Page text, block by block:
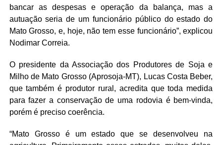
bancar as despesas e operação da balança, mas a
autuação seria de um funcionário público do estado do
Mato Grosso, e, hoje, não tem esse funcionário”, explicou
Nodimar Correia.
O presidente da Associação dos Produtores de Soja e
Milho de Mato Grosso (Aprosoja-MT), Lucas Costa Beber,
que também é produtor rural, acredita que toda medida
para fazer a conservação de uma rodovia é bem-vinda,
porém é preciso coerência.
“Mato Grosso é um estado que se desenvolveu na